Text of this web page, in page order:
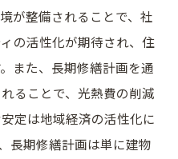
が整備されることで、社
の活性化が期待され、住
また、長期修繕計画を通
ることで、光熱費の削減
定は地域経済の活性化に
長期修繕計画は単に建物